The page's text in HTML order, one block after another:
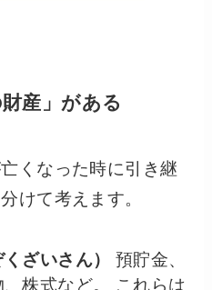
産」がある
くなった時に引き継
けて考えます。
ざいさん）
預貯金、
株式など。 これらは